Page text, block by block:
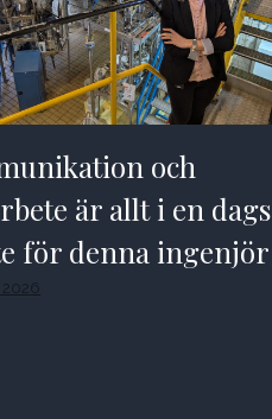
och
är allt i en dags
för denna ingenjör
2026